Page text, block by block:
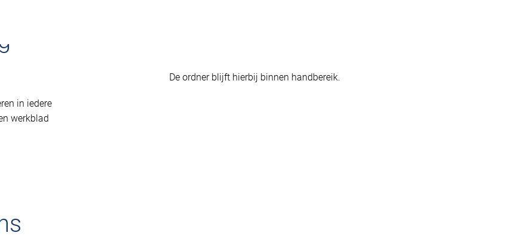
in iedere
werkblad
De ordner blijft hierbij binnen handbereik.